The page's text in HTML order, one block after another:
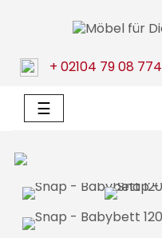
+ 02104 79 08 774
Umschalten
der
☰